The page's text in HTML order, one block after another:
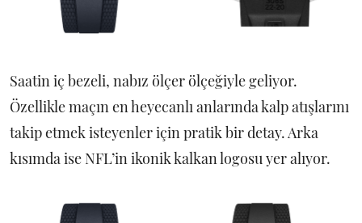
Saatin iç bezeli, nabız ölçer ölçeğiyle geliyor.
Özellikle maçın en heyecanlı anlarında kalp atışlarını
takip etmek isteyenler için pratik bir detay. Arka
kısımda ise NFL’in ikonik kalkan logosu yer alıyor.